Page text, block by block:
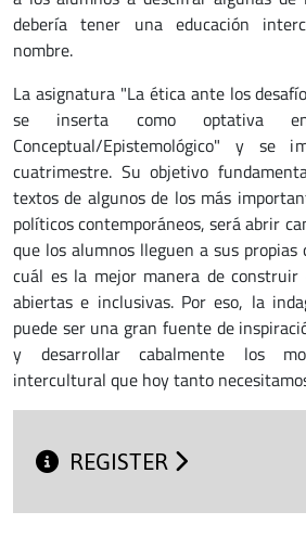
debería tener una educación
nombre.
La asignatura "La ética ante los
se inserta como optativa
Conceptual/Epistemológico" y se
cuatrimestre. Su objetivo
textos de algunos de los más
políticos contemporáneos, será abrir
que los alumnos lleguen a sus propias
cuál es la mejor manera de construir
abiertas e inclusivas. Por eso, la
puede ser una gran fuente de
y desarrollar cabalmente los
intercultural que hoy tanto
REGISTER